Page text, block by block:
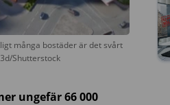
många bostäder är det svårt
Shutterstock
ungefär 66 000